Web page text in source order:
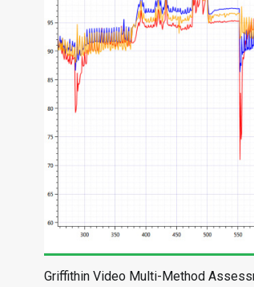
Griffithin Video Multi-Method